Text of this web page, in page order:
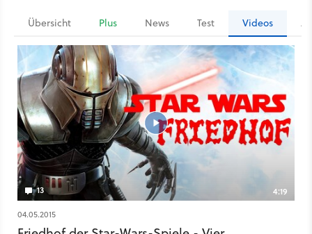
Übersicht Plus News Test Videos
13
4:19
04.05.2015